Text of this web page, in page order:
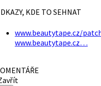
KDE TO SEHNAT
www.beautytape.cz/
www.beautytape.cz…